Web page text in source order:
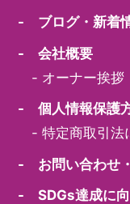
- ブログ・新着
- 会社概要
- オーナー挨拶
- 個人情報保護
-特定商取引法
- お問い合わせ
- SDGs達成に向